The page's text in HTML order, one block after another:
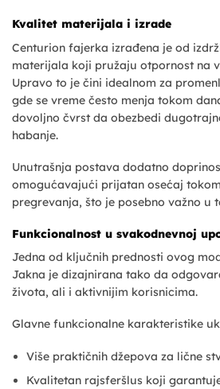
Kvalitet materijala i izrade
Centurion fajerka izrađena je od
materijala koji pružaju otpornost na
Upravo to je čini idealnom za
gde se vreme često menja tokom
dovoljno čvrst da obezbedi
habanje.
Unutrašnja postava dodatno
omogućavajući prijatan osećaj
pregrevanja, što je posebno važno u
Funkcionalnost u svakodnevnoj
Jedna od ključnih prednosti ovog
Jakna je dizajnirana tako da
života, ali i aktivnijim korisnicima.
Glavne funkcionalne karakteristike
Više praktičnih džepova za lične
Kvalitetan rajsferšlus koji